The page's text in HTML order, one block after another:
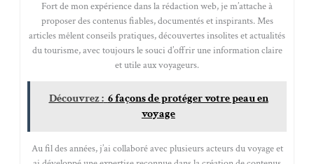
Fort de mon expérience dans la rédaction web, je m’attache à
proposer des contenus fiables, documentés et inspirants. Mes
articles mêlent conseils pratiques, découvertes insolites et actualités
du tourisme, avec toujours le souci d’offrir une information claire
et utile aux voyageurs.
Découvrez : 6 façons de protéger votre peau en
voyage
Au fil des années, j’ai collaboré avec plusieurs acteurs du voyage et